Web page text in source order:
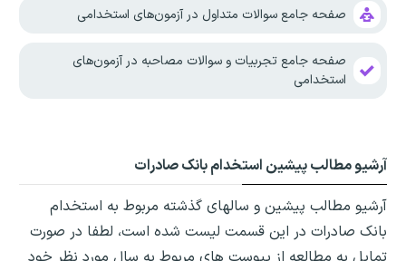
صفحه جامع سوالات متداول در آزمون‌های استخدامی
صفحه جامع تجربیات و سوالات مصاحبه در آزمون‌های
استخدامی
آرشیو مطالب پیشین استخدام بانک صادرات
آرشیو مطالب پیشین و سالهای گذشته مربوط به استخدام
بانک صادرات در این قسمت لیست شده است، لطفا در صورت